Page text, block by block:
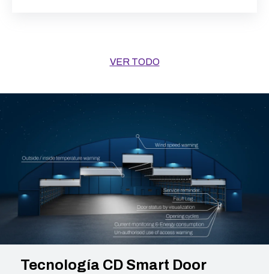
VER TODO
Tecnología CD Smart Door